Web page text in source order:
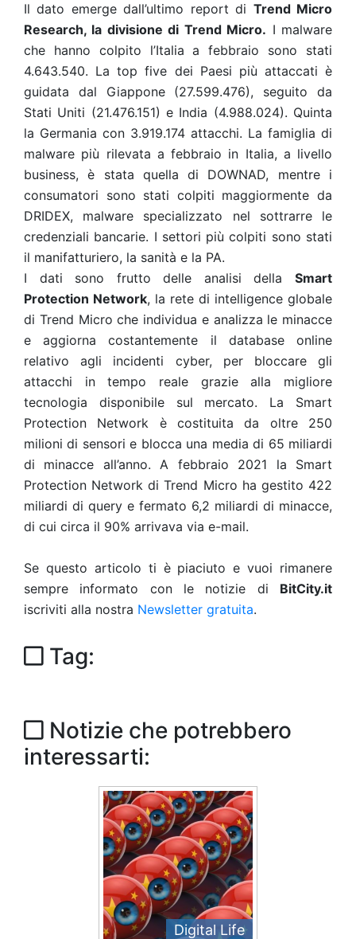
Il dato emerge dall’ultimo report di Trend Micro
Research, la divisione di Trend Micro. I malware
che hanno colpito l’Italia a febbraio sono stati
4.643.540. La top five dei Paesi più attaccati è
guidata dal Giappone (27.599.476), seguito da
Stati Uniti (21.476.151) e India (4.988.024). Quinta
la Germania con 3.919.174 attacchi. La famiglia di
malware più rilevata a febbraio in Italia, a livello
business, è stata quella di DOWNAD, mentre i
consumatori sono stati colpiti maggiormente da
DRIDEX, malware specializzato nel sottrarre le
credenziali bancarie. I settori più colpiti sono stati
il manifatturiero, la sanità e la PA.
I dati sono frutto delle analisi della Smart
Protection Network, la rete di intelligence globale
di Trend Micro che individua e analizza le minacce
e aggiorna costantemente il database online
relativo agli incidenti cyber, per bloccare gli
attacchi in tempo reale grazie alla migliore
tecnologia disponibile sul mercato. La Smart
Protection Network è costituita da oltre 250
milioni di sensori e blocca una media di 65 miliardi
di minacce all’anno.
A febbraio 2021 la Smart
Protection Network di Trend Micro ha gestito 422
miliardi di query e fermato 6,2 miliardi di minacce,
di cui circa il 90% arrivava via e-mail.
Se questo articolo ti è piaciuto e vuoi rimanere
sempre informato con le notizie di BitCity.it
iscriviti alla nostra Newsletter gratuita.
Tag:
Notizie che potrebbero
interessarti:
Digital Life